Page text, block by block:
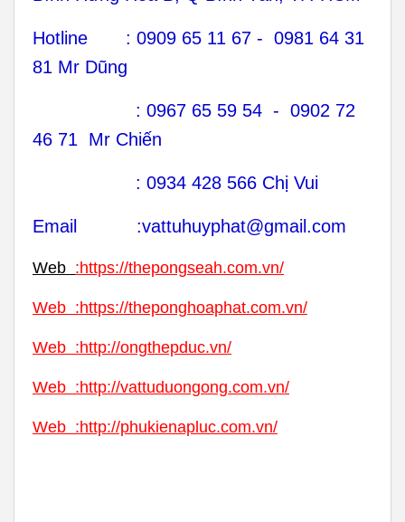
Hotline : 0909 65 11 67 - 0981 64 31
81 Mr Dũng
: 0967 65 59 54 - 0902 72
46 71 Mr Chiến
: 0934 428 566 Chị Vui
Email :vattuhuyphat@gmail.com
Web :https://thepongseah.com.vn/
Web :https://theponghoaphat.com.vn/
Web :http://ongthepduc.vn/
Web :http://vattuduongong.com.vn/
Web :http://phukienapluc.com.vn/